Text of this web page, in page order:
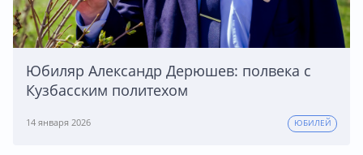
Юбиляр Александр Дерюшев: полвека с
Кузбасским политехом
14 января 2026 ЮБИЛЕЙ